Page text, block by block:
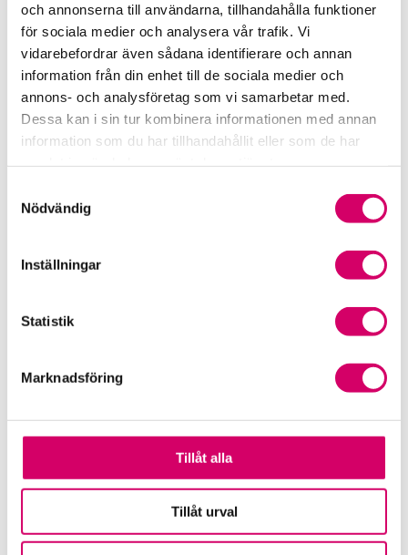
och annonserna till användarna, tillhandahålla funktioner
för sociala medier och analysera vår trafik. Vi
vidarebefordrar även sådana identifierare och annan
information från din enhet till de sociala medier och
annons- och analysföretag som vi samarbetar med.
Dessa kan i sin tur kombinera informationen med annan
information som du har tillhandahållit eller som de har
Nödvändig
Inställningar
Statistik
Marknadsföring
Tillåt alla
Tillåt urval
LAP – Svensk Löneartsplan
Inledning
Grundläggande principer
10000 Lön/lönetillägg
40000 Frånvaro
50000 Kostnadsersättningar och traktamente
80000 Övriga bruttolönehändelser
90000 Justeringslönearter
Lönepodden